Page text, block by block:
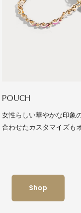
POUCH
女性らしい華やかな印象
合わせたカスタマイズも
Shop